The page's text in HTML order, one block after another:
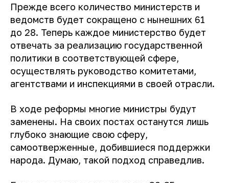
Прежде всего количество министерств и
ведомств будет сокращено с нынешних 61
до 28. Теперь каждое министерство будет
отвечать за реализацию государственной
политики в соответствующей сфере,
осуществлять руководство комитетами,
агентствами и инспекциями в своей отрасли.
В ходе реформы многие министры будут
заменены. На своих постах останутся лишь
глубоко знающие свою сферу,
самоотверженные, добившиеся поддержки
народа. Думаю, такой подход справедлив.